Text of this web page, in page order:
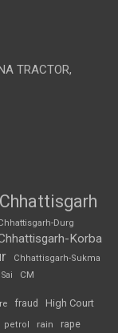
TRACTOR,
Chhattisgarh
Durg
Korba
Chhattisgarh-Sukma
CM
fraud High Court
petrol rain rape